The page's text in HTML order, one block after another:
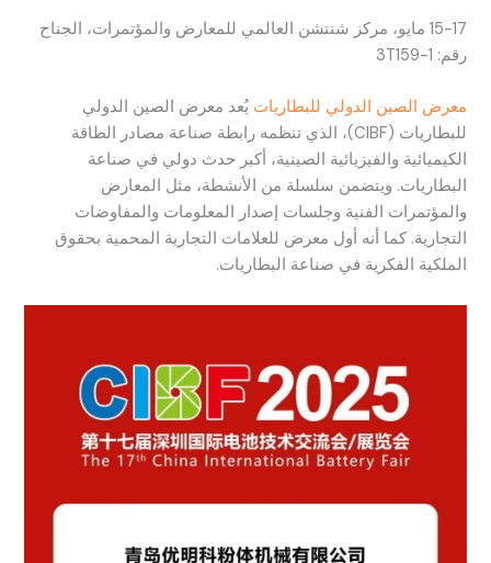
15-17 مايو، مركز شنتشن العالمي للمعارض والمؤتمرات، الجناح
رقم: 3T159-1
معرض الصين الدولي للبطاريات يُعد معرض الصين الدولي
للبطاريات (CIBF)، الذي تنظمه رابطة صناعة مصادر الطاقة
الكيميائية والفيزيائية الصينية، أكبر حدث دولي في صناعة
البطاريات. ويتضمن سلسلة من الأنشطة، مثل المعارض
والمؤتمرات الفنية وجلسات إصدار المعلومات والمفاوضات
التجارية. كما أنه أول معرض للعلامات التجارية المحمية بحقوق
الملكية الفكرية في صناعة البطاريات.